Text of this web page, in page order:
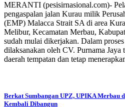
MERANTI (pesisirnasional.com)-
pengaspalan jalan Kurau milik
(EMP) Malacca Strait SA di area
Melibur, Kecamatan Merbau,
sudah mulai dikerjakan. Dalam
dilaksanakan oleh CV. Purnama Jaya
daerah tempatan dan tetap
Berkat Sumbangan UPZ, UPIKA Merbau
Kembali Dibangun